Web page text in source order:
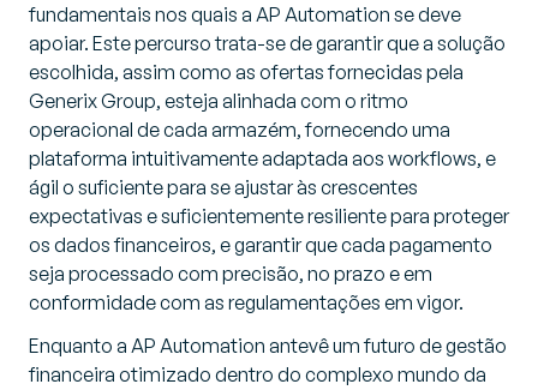
fundamentais nos quais a AP Automation se deve
apoiar. Este percurso trata-se de garantir que a solução
escolhida, assim como as ofertas fornecidas pela
Generix Group, esteja alinhada com o ritmo
operacional de cada armazém, fornecendo uma
plataforma intuitivamente adaptada aos workflows, e
ágil o suficiente para se ajustar às crescentes
expectativas e suficientemente resiliente para proteger
os dados financeiros, e garantir que cada pagamento
seja processado com precisão, no prazo e em
conformidade com as regulamentações em vigor.
Enquanto a AP Automation antevê um futuro de gestão
financeira otimizado dentro do complexo mundo da